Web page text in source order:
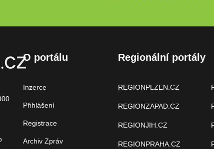
O portálu
Inzerce
Přihlášení
Registrace
Archiv Zpráv
Regionální portály
REGIONPLZEN.CZ
REGIONZAPAD.CZ
REGIONJIH.CZ
REGIONPRAHA.CZ